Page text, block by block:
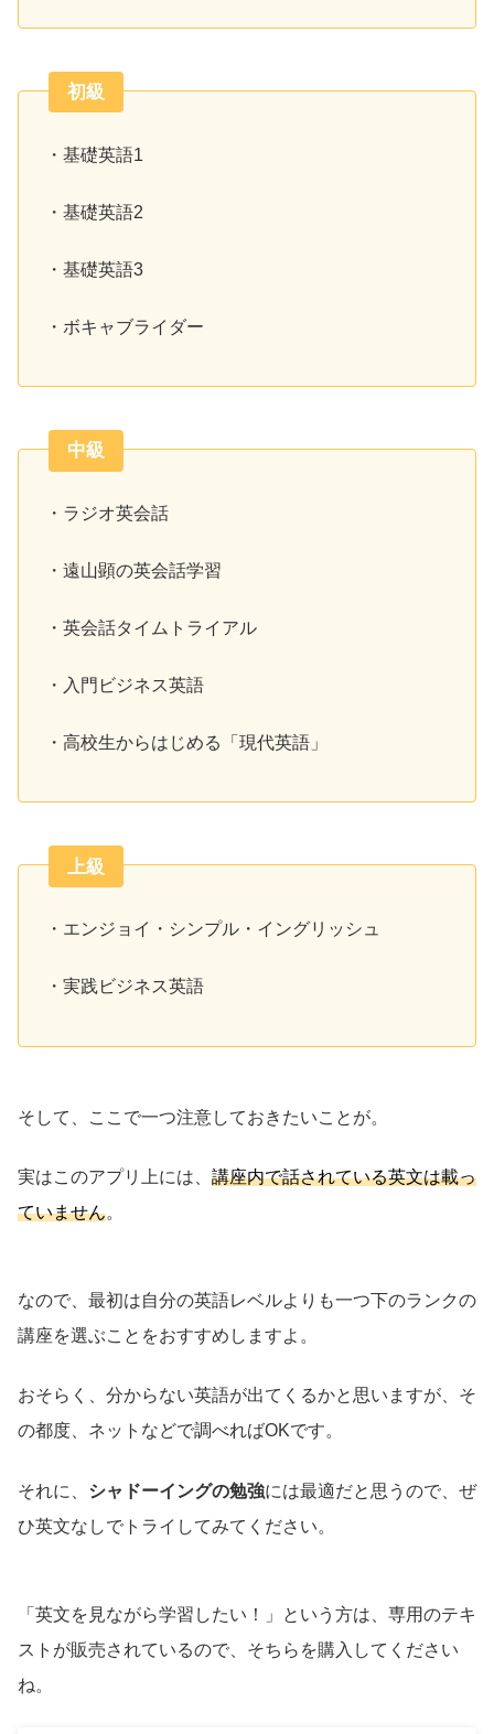
初級
・基礎英語1
・基礎英語2
・基礎英語3
・ボキャブライダー
中級
・ラジオ英会話
・遠山顕の英会話学習
・英会話タイムトライアル
・入門ビジネス英語
・高校生からはじめる「現代英語」
上級
・エンジョイ・シンプル・イングリッシュ
・実践ビジネス英語
そして、ここで一つ注意しておきたいことが。
実はこのアプリ上には、 講座内で話されている英文は載っ
ていません。
なので、最初は自分の英語レベルよりも一つ下のランクの
講座を選ぶことをおすすめしますよ。
おそらく、分からない英語が出てくるかと思いますが、そ
の都度、ネットなどで調べればOKです。
それに、 シャドーイングの勉強には最適だと思うので、ぜ
ひ英文なしでトライしてみてください。
「英文を見ながら学習したい！」という方は、専用のテキ
ストが販売されているので、そちらを購入してください
ね。